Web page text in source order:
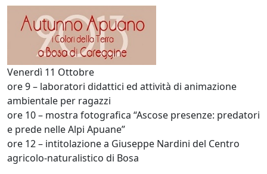
Venerdì 11 Ottobre
ore 9 – laboratori didattici ed attività di animazione
ambientale per ragazzi
ore 10 – mostra fotografica “Ascose presenze: predatori
e prede nelle Alpi Apuane”
ore 12 – intitolazione a Giuseppe Nardini del Centro
agricolo-naturalistico di Bosa